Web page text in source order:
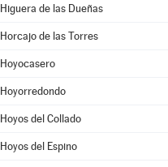
Higuera de las Dueñas
Horcajo de las Torres
Hoyocasero
Hoyorredondo
Hoyos del Collado
Hoyos del Espino